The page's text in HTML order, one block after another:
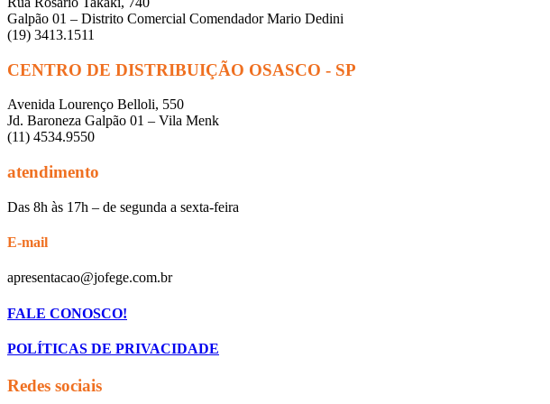
Galpão 01 – Distrito Comercial Comendador Mario Dedini
(19) 3413.1511
CENTRO DE DISTRIBUIÇÃO OSASCO - SP
Avenida Lourenço Belloli, 550
Jd. Baroneza Galpão 01 – Vila Menk
(11) 4534.9550
atendimento
Das 8h às 17h – de segunda a sexta-feira
E-mail
apresentacao@jofege.com.br
FALE CONOSCO!
POLÍTICAS DE PRIVACIDADE
Redes sociais